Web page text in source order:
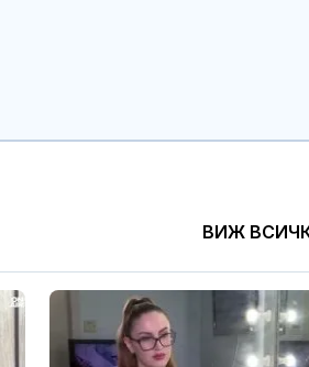
ВИЖ